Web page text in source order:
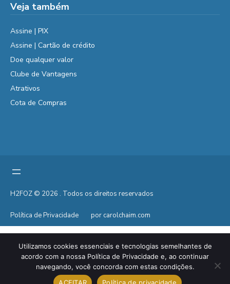
Veja também
Assine | PIX
Assine | Cartão de crédito
Doe qualquer valor
Clube de Vantagens
Atrativos
Cota de Compras
H2FOZ © 2026 . Todos os direitos reservados
Política de Privacidade por carolchaim.com
Utilizamos cookies essenciais e tecnologias semelhantes de
acordo com a nossa Política de Privacidade e, ao continuar
navegando, você concorda com estas condições.
ACEITAR
Política de privacidade